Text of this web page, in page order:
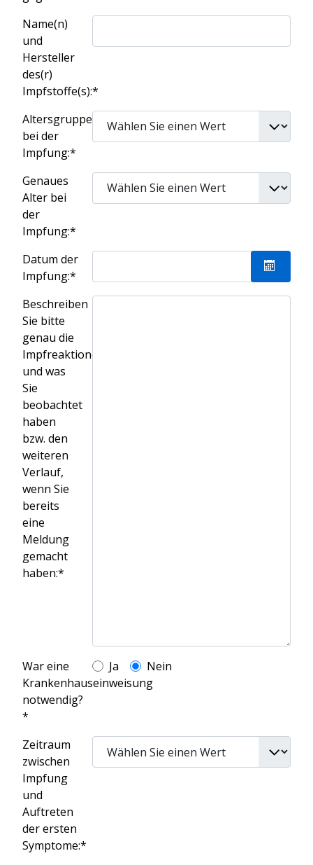
Name(n)
und
Hersteller
des(r)
Impfstoffe(s):*
Altersgruppe
bei der
Impfung:*
Genaues
Alter bei
der
Impfung:*
Datum der
Impfung:*
Beschreiben
Sie bitte
genau die
Impfreaktionen
und was
Sie
beobachtet
haben
bzw. den
weiteren
Verlauf,
wenn Sie
bereits
eine
Meldung
gemacht
haben:*
War eine
Krankenhauseinweisung
notwendig?
*
Ja Nein
Zeitraum
zwischen
Impfung
und
Auftreten
der ersten
Symptome:*